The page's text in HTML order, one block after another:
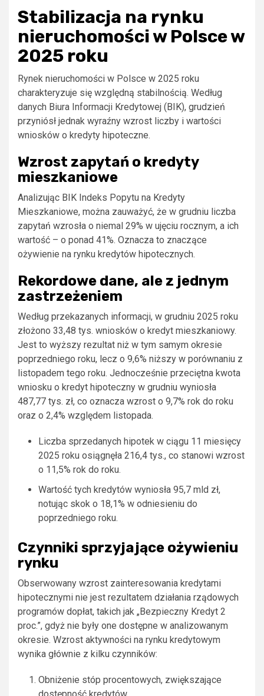
Stabilizacja na rynku
nieruchomości w Polsce w
2025 roku
Rynek nieruchomości w Polsce w 2025 roku
charakteryzuje się względną stabilnością. Według
danych Biura Informacji Kredytowej (BIK), grudzień
przyniósł jednak wyraźny wzrost liczby i wartości
wniosków o kredyty hipoteczne.
Wzrost zapytań o kredyty
mieszkaniowe
Analizując BIK Indeks Popytu na Kredyty
Mieszkaniowe, można zauważyć, że w grudniu liczba
zapytań wzrosła o niemal 29% w ujęciu rocznym, a ich
wartość – o ponad 41%. Oznacza to znaczące
ożywienie na rynku kredytów hipotecznych.
Rekordowe dane, ale z jednym
zastrzeżeniem
Według przekazanych informacji, w grudniu 2025 roku
złożono 33,48 tys. wniosków o kredyt mieszkaniowy.
Jest to wyższy rezultat niż w tym samym okresie
poprzedniego roku, lecz o 9,6% niższy w porównaniu z
listopadem tego roku. Jednocześnie przeciętna kwota
wniosku o kredyt hipoteczny w grudniu wyniosła
487,77 tys. zł, co oznacza wzrost o 9,7% rok do roku
oraz o 2,4% względem listopada.
Liczba sprzedanych hipotek w ciągu 11 miesięcy
2025 roku osiągnęła 216,4 tys., co stanowi wzrost
o 11,5% rok do roku.
Wartość tych kredytów wyniosła 95,7 mld zł,
notując skok o 18,1% w odniesieniu do
poprzedniego roku.
Czynniki sprzyjające ożywieniu
rynku
Obserwowany wzrost zainteresowania kredytami
hipotecznymi nie jest rezultatem działania rządowych
programów dopłat, takich jak „Bezpieczny Kredyt 2
proc.”, gdyż nie były one dostępne w analizowanym
okresie. Wzrost aktywności na rynku kredytowym
wynika głównie z kilku czynników:
Obniżenie stóp procentowych, zwiększające